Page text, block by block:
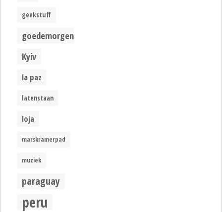
geekstuff
goedemorgen
Kyiv
la paz
latenstaan
loja
marskramerpad
muziek
paraguay
peru